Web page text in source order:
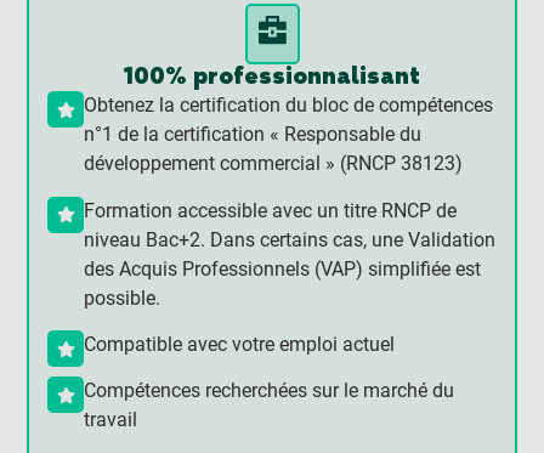
100% professionnalisant
Obtenez la certification du bloc de compétences
n°1 de la certification « Responsable du
développement commercial » (RNCP 38123)
Formation accessible avec un titre RNCP de
niveau Bac+2. Dans certains cas, une Validation
des Acquis Professionnels (VAP) simplifiée est
possible.
Compatible avec votre emploi actuel
Compétences recherchées sur le marché du
travail